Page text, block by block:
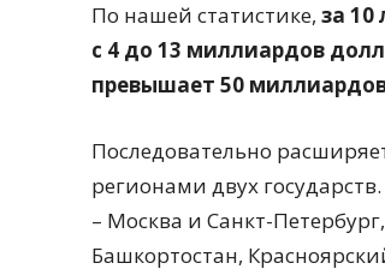
По нашей статистике, за 10
с 4 до 13 миллиардов
превышает 50
Последовательно
регионами двух
– Москва и Санкт-
Башкортостан,